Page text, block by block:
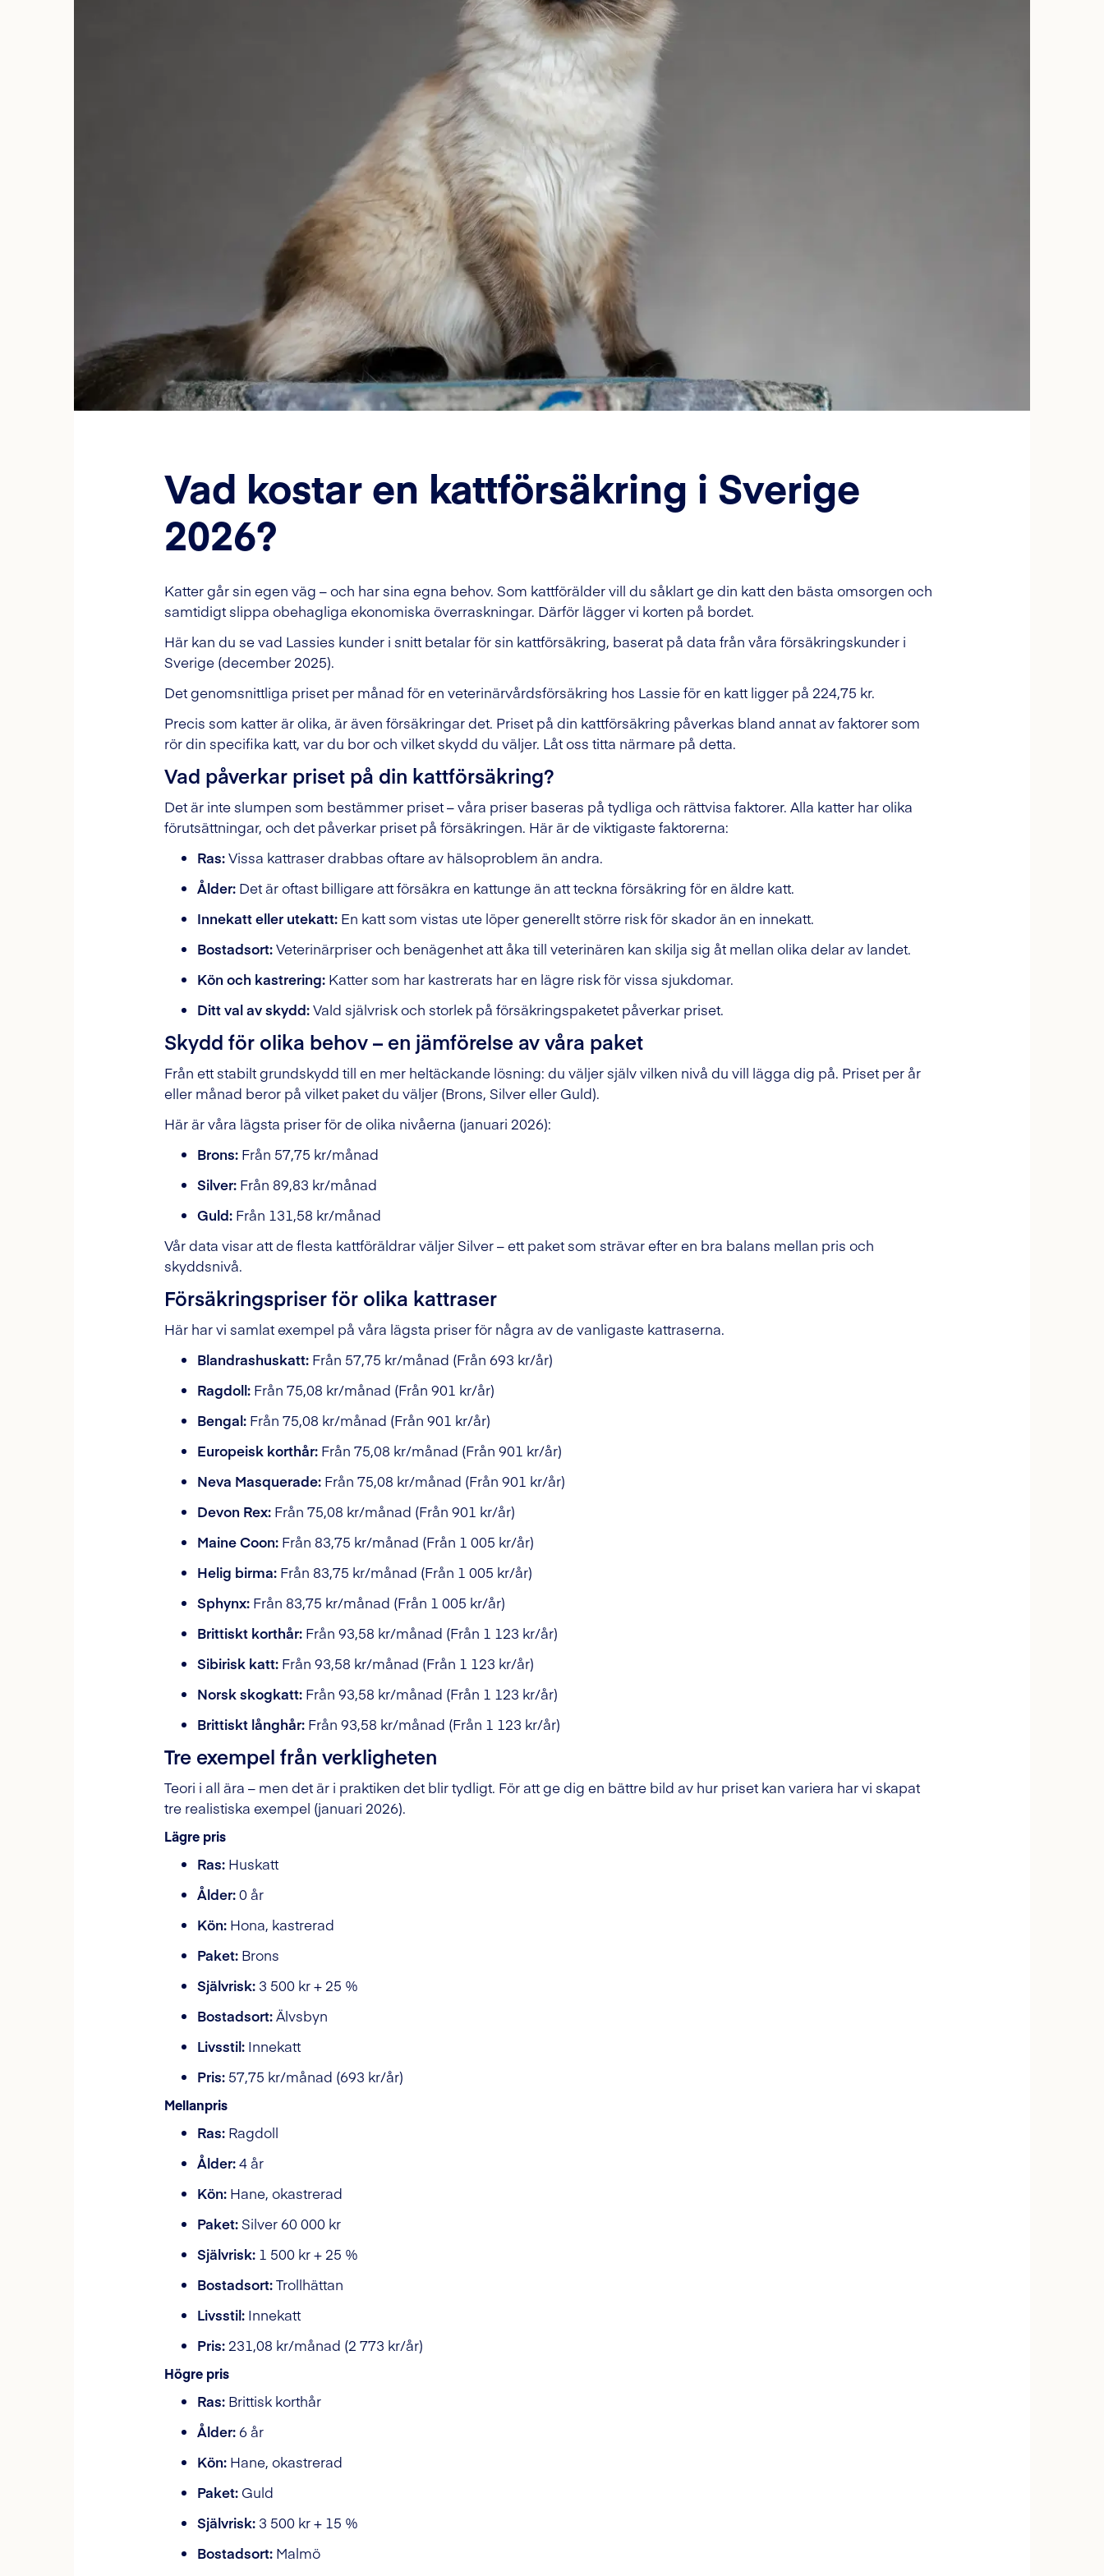
Vad kostar en kattförsäkring i Sverige
2026?
Katter går sin egen väg – och har sina egna behov. Som kattförälder vill du såklart ge din katt den bästa omsorgen och
samtidigt slippa obehagliga ekonomiska överraskningar. Därför lägger vi korten på bordet.
Här kan du se vad Lassies kunder i snitt betalar för sin kattförsäkring, baserat på data från våra försäkringskunder i
Sverige (december 2025).
Det genomsnittliga priset per månad för en veterinärvårdsförsäkring hos Lassie för en katt ligger på 224,75 kr.
Precis som katter är olika, är även försäkringar det. Priset på din kattförsäkring påverkas bland annat av faktorer som
rör din specifika katt, var du bor och vilket skydd du väljer. Låt oss titta närmare på detta.
Vad påverkar priset på din kattförsäkring?
Det är inte slumpen som bestämmer priset – våra priser baseras på tydliga och rättvisa faktorer. Alla katter har olika
förutsättningar, och det påverkar priset på försäkringen. Här är de viktigaste faktorerna:
Ras:Vissa kattraser drabbas oftare av hälsoproblem än andra.
Ålder: Det är oftast billigare att försäkra en kattunge än att teckna försäkring för en äldre katt.
Innekatt eller utekatt: En katt som vistas ute löper generellt större risk för skador än en innekatt.
Bostadsort:Veterinärpriser och benägenhet att åka till veterinären kan skilja sig åt mellan olika delar av landet.
Kön och kastrering: Katter som har kastrerats har en lägre risk för vissa sjukdomar.
Ditt val av skydd:Vald självrisk och storlek på försäkringspaketet påverkar priset.
Skydd för olika behov – en jämförelse av våra paket
Från ett stabilt grundskydd till en mer heltäckande lösning: du väljer själv vilken nivå du vill lägga dig på. Priset per år
eller månad beror på vilket paket du väljer (Brons, Silver eller Guld).
Här är våra lägsta priser för de olika nivåerna (januari 2026):
Brons: Från 57,75 kr/månad
Silver: Från 89,83 kr/månad
Guld: Från 131,58 kr/månad
Vår data visar att de flesta kattföräldrar väljer Silver – ett paket som strävar efter en bra balans mellan pris och
skyddsnivå.
Försäkringspriser för olika kattraser
Här har vi samlat exempel på våra lägsta priser för några av de vanligaste kattraserna.
Blandrashuskatt: Från 57,75 kr/månad (Från 693 kr/år)
Ragdoll: Från 75,08 kr/månad (Från 901 kr/år)
Bengal: Från 75,08 kr/månad (Från 901 kr/år)
Europeisk korthår: Från 75,08 kr/månad (Från 901 kr/år)
Neva Masquerade: Från 75,08 kr/månad (Från 901 kr/år)
Devon Rex: Från 75,08 kr/månad (Från 901 kr/år)
Maine Coon: Från 83,75 kr/månad (Från 1 005 kr/år)
Helig birma: Från 83,75 kr/månad (Från 1 005 kr/år)
Sphynx: Från 83,75 kr/månad (Från 1 005 kr/år)
Brittiskt korthår: Från 93,58 kr/månad (Från 1 123 kr/år)
Sibirisk katt: Från 93,58 kr/månad (Från 1 123 kr/år)
Norsk skogkatt: Från 93,58 kr/månad (Från 1 123 kr/år)
Brittiskt långhår: Från 93,58 kr/månad (Från 1 123 kr/år)
Tre exempel från verkligheten
Teori i all ära – men det är i praktiken det blir tydligt. För att ge dig en bättre bild av hur priset kan variera har vi skapat
tre realistiska exempel (januari 2026).
Lägre pris
Ras: Huskatt
Ålder:0 år
Kön: Hona, kastrerad
Paket: Brons
Självrisk: 3 500 kr + 25 %
Bostadsort:Älvsbyn
Livsstil: Innekatt
Pris: 57,75 kr/månad (693 kr/år)
Mellanpris
Ras: Ragdoll
Ålder:4 år
Kön: Hane, okastrerad
Paket:Silver 60 000 kr
Självrisk: 1 500 kr + 25 %
Bostadsort:Trollhättan
Livsstil: Innekatt
Pris: 231,08 kr/månad (2 773 kr/år)
Högre pris
Ras: Brittisk korthår
Ålder: 6 år
Kön: Hane, okastrerad
Paket: Guld
Självrisk: 3 500 kr + 15 %
Bostadsort: Malmö